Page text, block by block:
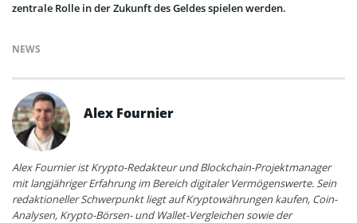
zentrale Rolle in der Zukunft des Geldes spielen werden.
NEWS
Alex Fournier
Alex Fournier ist Krypto-Redakteur und Blockchain-Projektmanager
mit langjähriger Erfahrung im Bereich digitaler Vermögenswerte. Sein
redaktioneller Schwerpunkt liegt auf Kryptowährungen kaufen, Coin-
Analysen, Krypto-Börsen- und Wallet-Vergleichen sowie der